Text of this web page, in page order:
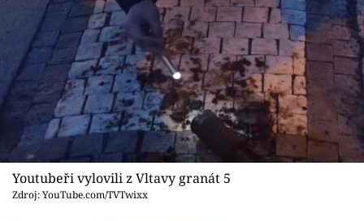
Youtubeři vylovili z Vltavy granát 5
Zdroj: YouTube.com/TVTwixx